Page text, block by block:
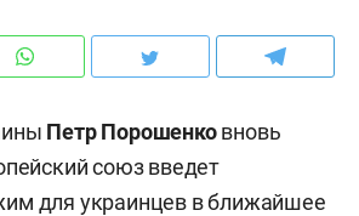
Петр Порошенковновь
союз введет
для украинцев в ближайшее